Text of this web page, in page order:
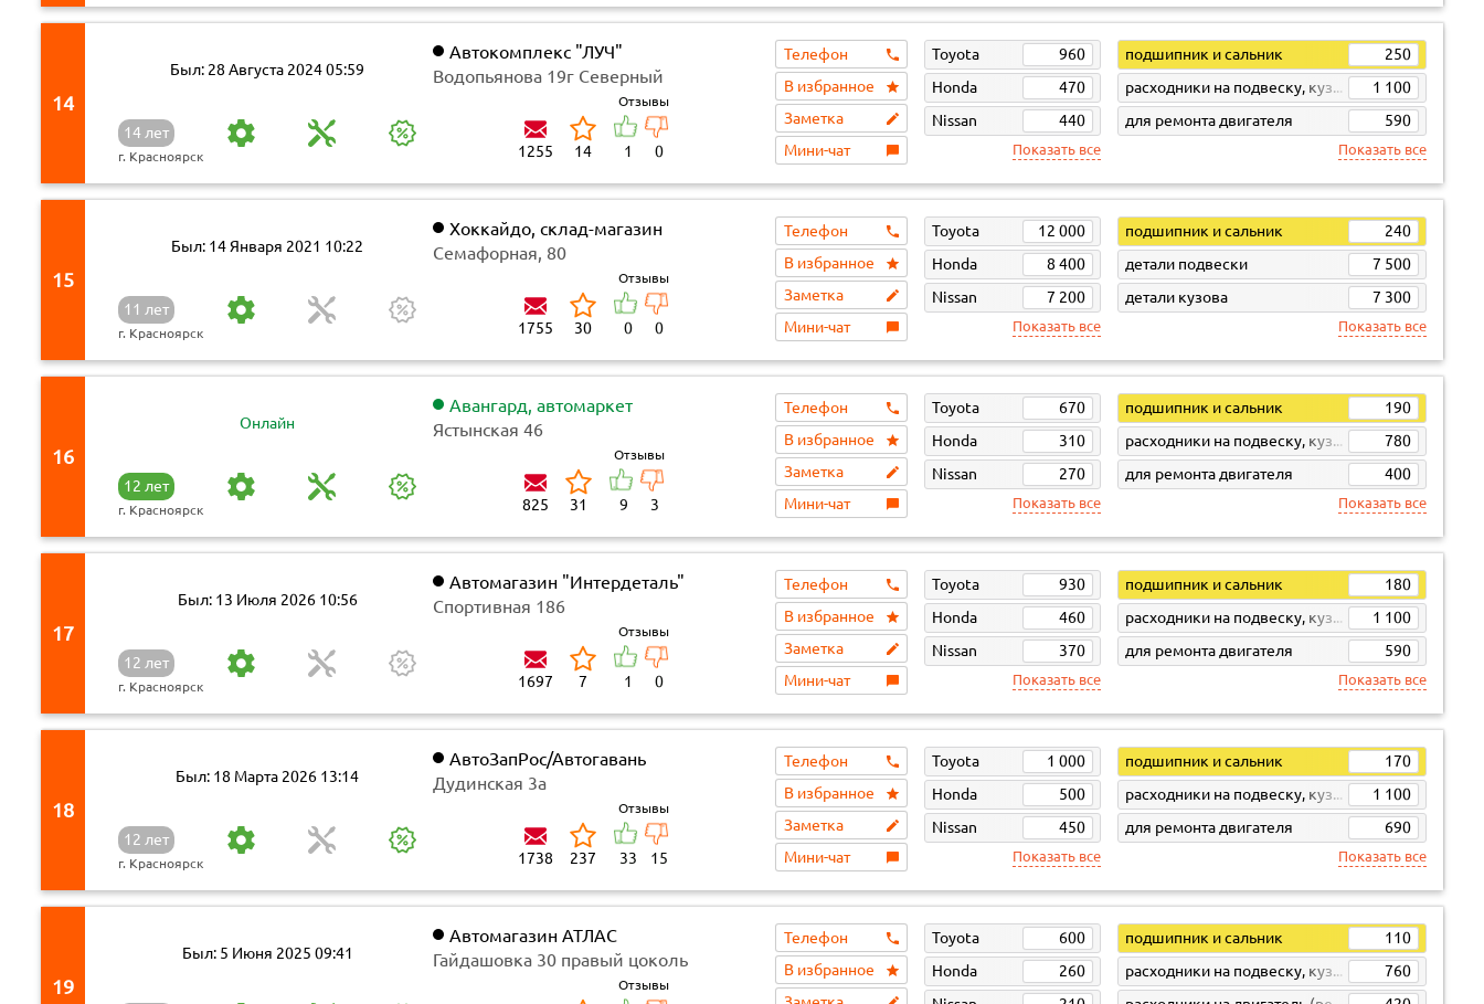
14
Был: 28 Августа 2024 05:59
14 лет
г. Красноярск
Автокомплекс "ЛУЧ"
Водопьянова 19г Северный
1255 14
Отзывы
1 0
Телефон
В избранное
Заметка
Мини-чат
Toyota
960
Honda
470
Nissan
440
Показать все
подшипник и сальник
250
расходники на подвеску, кузов, кпп
1 100
для ремонта двигателя
590
Показать все
15
Был: 14 Января 2021 10:22
11 лет
г. Красноярск
Хоккайдо, склад-магазин
автозапчастей
Семафорная, 80
1755 30
Отзывы
0 0
Телефон
В избранное
Заметка
Мини-чат
Toyota
12 000
Honda
8 400
Nissan
7 200
Показать все
подшипник и сальник
240
детали подвески
7 500
детали кузова
7 300
Показать все
16
Онлайн
12 лет
г. Красноярск
Авангард, автомаркет
Ястынская 46
825 31
Отзывы
9 3
Телефон
В избранное
Заметка
Мини-чат
Toyota
670
Honda
310
Nissan
270
Показать все
подшипник и сальник
190
расходники на подвеску, кузов, кпп
780
для ремонта двигателя
400
Показать все
17
Был: 13 Июля 2026 10:56
12 лет
г. Красноярск
Автомагазин "Интердеталь"
Спортивная 186
1697 7
Отзывы
1 0
Телефон
В избранное
Заметка
Мини-чат
Toyota
930
Honda
460
Nissan
370
Показать все
подшипник и сальник
180
расходники на подвеску, кузов, кпп
1 100
для ремонта двигателя
590
Показать все
18
Был: 18 Марта 2026 13:14
12 лет
г. Красноярск
АвтоЗапРос/Автогавань
Дудинская 3а
1738 237
Отзывы
33 15
Телефон
В избранное
Заметка
Мини-чат
Toyota
1 000
Honda
500
Nissan
450
Показать все
подшипник и сальник
170
расходники на подвеску, кузов, кпп
1 100
для ремонта двигателя
690
Показать все
19
Был: 5 Июня 2025 09:41
Автомагазин АТЛАС
Гайдашовка 30 правый цоколь
Отзывы
Телефон
В избранное
Toyota
600
Honda
260
подшипник и сальник
110
расходники на подвеску, кузов, кпп
760